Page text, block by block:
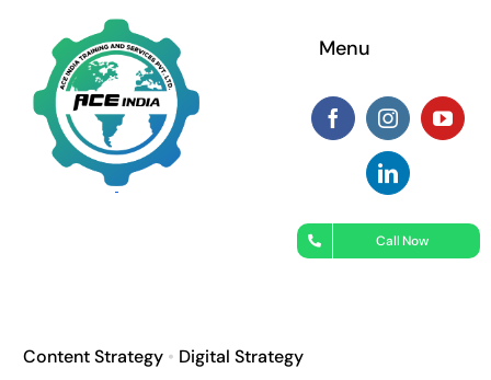
content
Menu
Call Now
Content Strategy• Digital Strategy